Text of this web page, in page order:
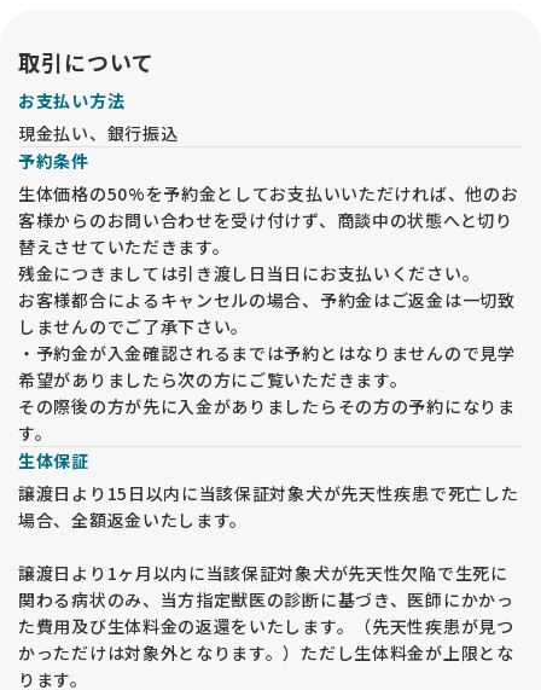
ご覧いただけます。
【見学予約の手続き】
・見学は申込順に整理して対応いたします。日時未定の方は優
先されませんので、必ず日時を指定してください。後から日時
を指定された方が優先される場合があります。
・見学日時の最終受付は 15時 です。
・見学の際は 人数や来舎方法 を事前に確認し、確定された方
にのみ住所の近隣案内をお伝えします。
・ナビに当犬舎の住所が出ないため、指定の近隣住所でご案内
します。
・駐車場は1台分のみです。周辺に有料駐車場はありませんの
でご注意ください。
【健康管理と感染症対策】
・コロナウイルス感染症が5類に分類された後も、マスク着用
をお願いしています。マスク未着用の場合、見学をお断りいた
します。
・玄関で体温測定を行います。体温が37度以上の場合や咳など
の症状がある場合、見学をお断りすることがあります。
・見学当日および1週間以内に発熱や風邪症状がある場合は、
事前に見学の変更をご連絡ください。
【見学の注意点】
・購入を前提とした方のみ見学を受け付けています。 子犬を抱
取引について
お支払い方法
現金払い、銀行振込
予約条件
生体価格の50%を予約金としてお支払いいただければ、他のお
客様からのお問い合わせを受け付けず、商談中の状態へと切り
替えさせていただきます。
残金につきましては引き渡し日当日にお支払いください。
お客様都合によるキャンセルの場合、予約金はご返金は一切致
しませんのでご了承下さい。
・予約金が入金確認されるまでは予約とはなりませんので見学
希望がありましたら次の方にご覧いただきます。
その際後の方が先に入金がありましたらその方の予約になりま
す。
生体保証
譲渡日より15日以内に当該保証対象犬が先天性疾患で死亡した
場合、全額返金いたします。
譲渡日より1ヶ月以内に当該保証対象犬が先天性欠陥で生死に
関わる病状のみ、当方指定獣医の診断に基づき、医師にかかっ
た費用及び生体料金の返還をいたします。（先天性疾患が見つ
かっただけは対象外となります。）ただし生体料金が上限とな
ります。